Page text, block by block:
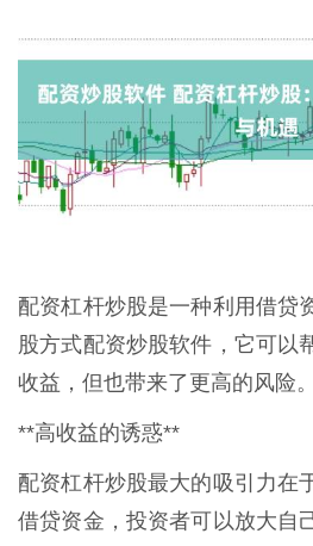
配资杠杆炒股是一种利用借贷
股方式配资炒股软件，它可以
收益，但也带来了更高的风险。
**高收益的诱惑**
配资杠杆炒股最大的吸引力在
借贷资金，投资者可以放大自